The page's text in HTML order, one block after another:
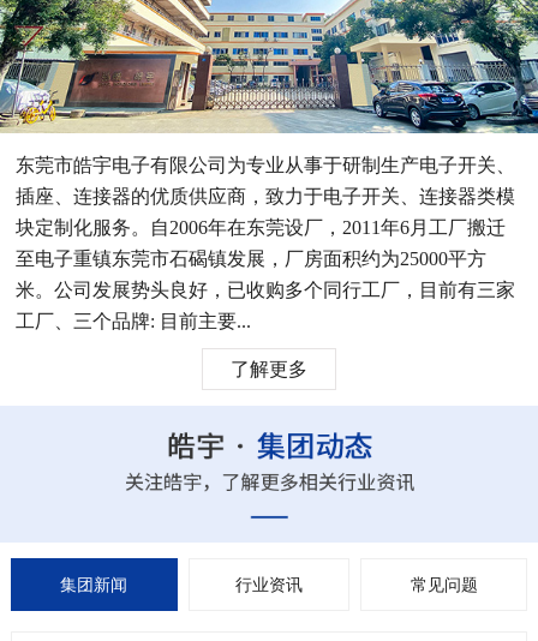
东莞市皓宇电子有限公司为专业从事于研制生产电子开关、
插座、连接器的优质供应商，致力于电子开关、连接器类模
块定制化服务。自2006年在东莞设厂，2011年6月工厂搬迁
至电子重镇东莞市石碣镇发展，厂房面积约为25000平方
米。公司发展势头良好，已收购多个同行工厂，目前有三家
工厂、三个品牌: 目前主要...
了解更多
集团新闻 行业资讯 常见问题